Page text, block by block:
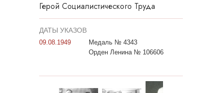
Герой Социалистического Труда
ДАТЫ УКАЗОВ
09.08.1949
Медаль № 4343
Орден Ленина № 106606